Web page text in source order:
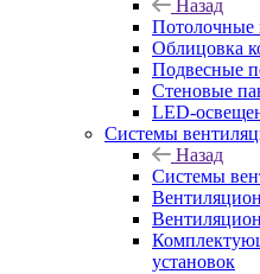
Назад
Потолочные
Облицовка
Подвесные
Стеновые
LED-
Системы
Назад
Системы
установок